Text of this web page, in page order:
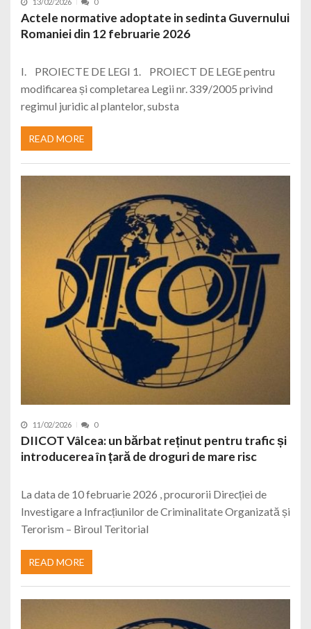
Actele normative adoptate in sedinta Guvernului
Romaniei din 12 februarie 2026
I. PROIECTE DE LEGI 1. PROIECT DE LEGE pentru
modificarea și completarea Legii nr. 339/2005 privind
regimul juridic al plantelor, substa
READ MORE
11/02/2026 0
DIICOT Vâlcea: un bărbat reținut pentru trafic și
introducerea în țară de droguri de mare risc
La data de 10 februarie 2026 , procurorii Direcției de
Investigare a Infracțiunilor de Criminalitate Organizată și
Terorism – Biroul Teritorial
READ MORE